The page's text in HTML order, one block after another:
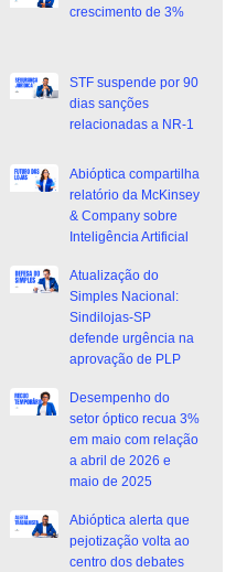
crescimento de 3%
STF suspende por 90
dias sanções
relacionadas a NR-1
Abióptica compartilha
relatório da McKinsey
& Company sobre
Inteligência Artificial
Atualização do
Simples Nacional:
Sindilojas-SP
defende urgência na
aprovação de PLP
Desempenho do
setor óptico recua 3%
em maio com relação
a abril de 2026 e
maio de 2025
Abióptica alerta que
pejotização volta ao
centro dos debates